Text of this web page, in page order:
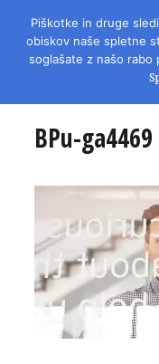
REVIJA ZA
BPu-ga4469
Piškotke in druge
obiskov naše spletne
soglašate z našo